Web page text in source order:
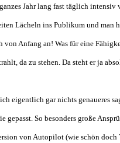
Jahr lang fast täglich
Lächeln ins Publikum und man
von Anfang an! Was für eine
da zu stehen. Da steht er ja
eigentlich gar nichts genaueres
gepasst. So besonders große
von Autopilot (wie schön doch